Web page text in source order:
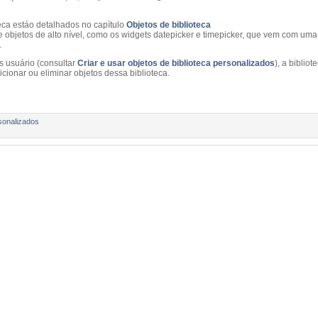
estáo detalhados no capìtulo Objetos de biblioteca
objetos de alto nível, como os widgets datepicker e timepicker, que vem com
usuário (consultar Criar e usar objetos de biblioteca personalizados), a
ou eliminar objetos dessa biblioteca.